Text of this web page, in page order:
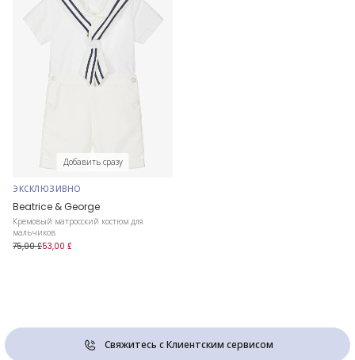
Добавить сразу
ЭКСКЛЮЗИВНО
Beatrice & George
Кремовый матросский костюм для
мальчиков
75,00 £53,00 £
Свяжитесь с Клиентским сервисом